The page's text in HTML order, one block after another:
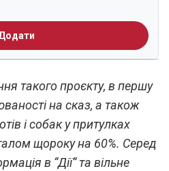
такого проєкту, в першу
на сказ, а також
і собак у притулках
щороку на 60%. Серед
в “Дії” та вільне